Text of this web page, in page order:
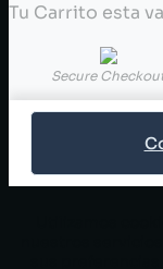
Tu Carrito esta
Secure